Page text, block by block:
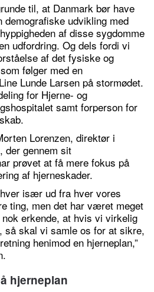
til, at Danmark bør have
demografiske udvikling med
af disse sygdomme
udfordring. Og dels fordi vi
af det fysiske og
følger med en
Lunde Larsen på stormødet.
for Hjerne- og
samt forperson for
Lorenzen, direktør i
der gennem sit
prøvet at få mere fokus på
af hjerneskader.
især ud fra hver vores
ting, men det har været meget
erkende, at hvis vi virkelig
så skal vi samle os for at sikre,
henimod en hjerneplan,”
hjerneplan